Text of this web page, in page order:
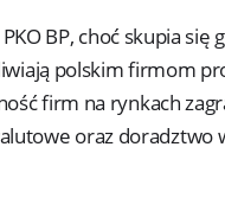
BP, choć skupia
polskim firmom
firm na rynkach
oraz